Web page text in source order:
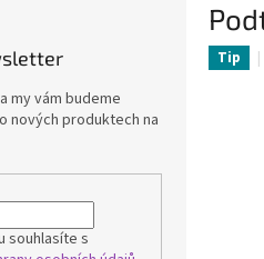
my vám budeme
nových produktech na
souhlasíte s
Tip